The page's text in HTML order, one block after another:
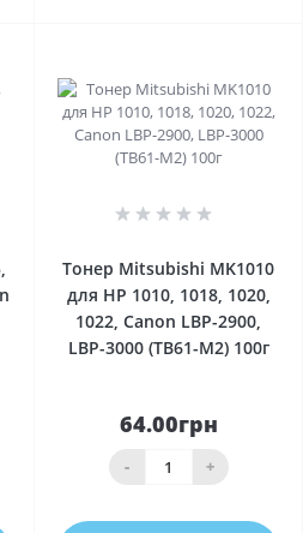
Тонер Mitsubishi MK1010
для HP 1010, 1018, 1020,
1022, Canon LBP-2900,
LBP-3000 (TB61-M2) 100г
64.00грн
- +